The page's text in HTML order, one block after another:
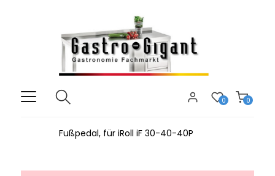
0
0
Fußpedal, für iRoll iF 30-40-40P